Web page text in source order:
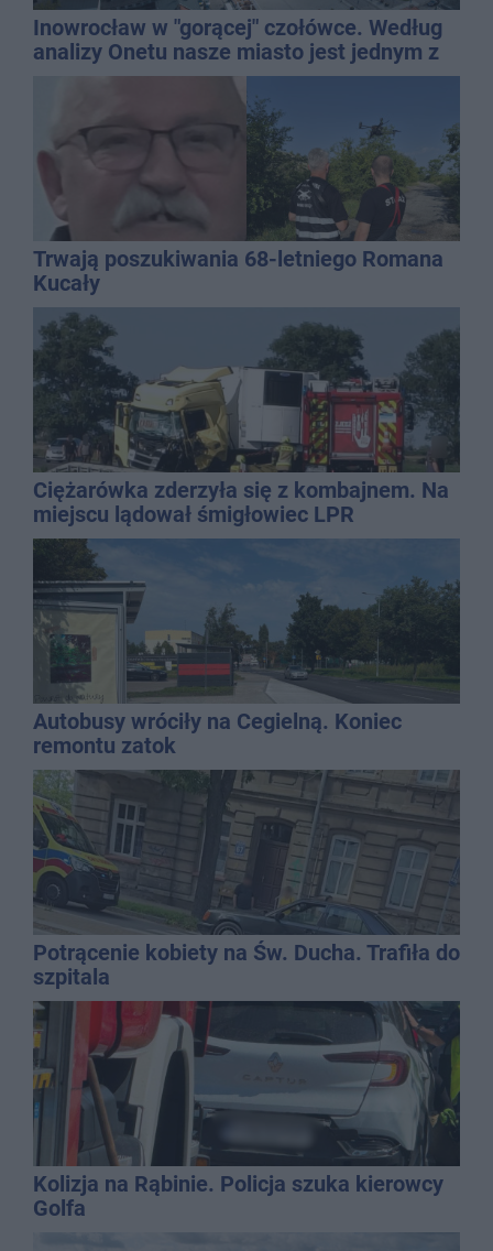
Inowrocław w "gorącej" czołówce. Według
analizy Onetu nasze miasto jest jednym z
najbardziej narażonych na upały
Trwają poszukiwania 68-letniego Romana
Kucały
Ciężarówka zderzyła się z kombajnem. Na
miejscu lądował śmigłowiec LPR
Autobusy wróciły na Cegielną. Koniec
remontu zatok
Potrącenie kobiety na Św. Ducha. Trafiła do
szpitala
Kolizja na Rąbinie. Policja szuka kierowcy
Golfa